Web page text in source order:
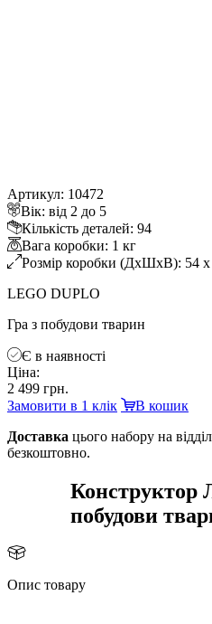
Артикул: 10472
ік: від 2 до 5
Кількість деталей: 94
ага коробки: 1 к
Розмір коробки (ДхШхВ): 54
LEGO DUPLO
Гра з побудови тварин
Є в наявності
Ціна:
2 499 грн.
Замовити в 1 клік
кошик
Доставка цього набору на
езкоштовно.
Конструктор
побудови
Опис товару